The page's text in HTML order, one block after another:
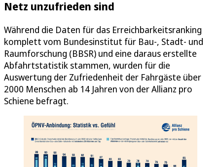
Netz unzufrieden sind
Während die Daten für das Erreichbarkeitsranking
komplett vom Bundesinstitut für Bau-, Stadt- und
Raumforschung (BBSR) und eine daraus erstellte
Abfahrtstatistik stammen, wurden für die
Auswertung der Zufriedenheit der Fahrgäste über
2000 Menschen ab 14 Jahren von der Allianz pro
Schiene befragt.